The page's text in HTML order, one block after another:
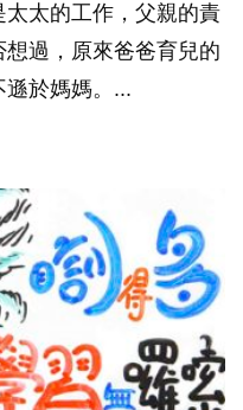
太的工作，父親的責
過，原來爸爸育兒的
於媽媽。...